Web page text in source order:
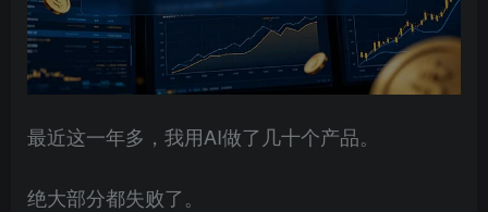
最近这一年多，我用AI做了几十个产品。
绝大部分都失败了。